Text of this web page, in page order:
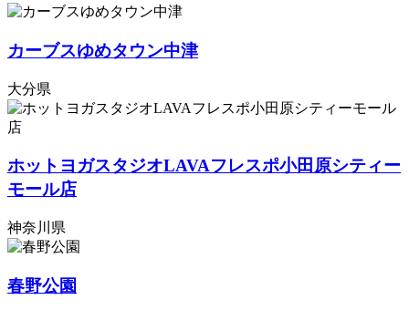
カーブスゆめタウン中津
大分県
ホットヨガスタジオLAVAフレスポ小田原シティー
モール店
神奈川県
春野公園